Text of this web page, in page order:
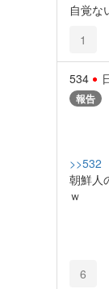
自覚な
1
534
報告
>>532
朝鮮人
ｗ
6